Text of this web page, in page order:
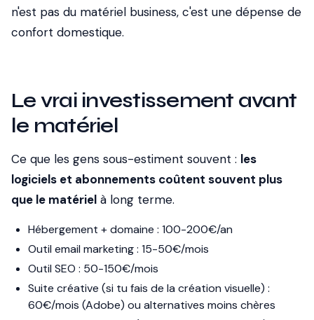
n'est pas du matériel business, c'est une dépense de
confort domestique.
Le vrai investissement avant
le matériel
Ce que les gens sous-estiment souvent : les
logiciels et abonnements coûtent souvent plus
que le matériel à long terme.
Hébergement + domaine : 100-200€/an
Outil email marketing : 15-50€/mois
Outil SEO : 50-150€/mois
Suite créative (si tu fais de la création visuelle) :
60€/mois (Adobe) ou alternatives moins chères